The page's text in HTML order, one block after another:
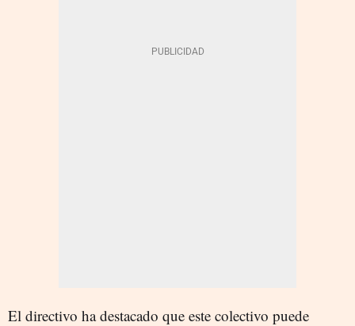
El directivo ha destacado que este colectivo puede